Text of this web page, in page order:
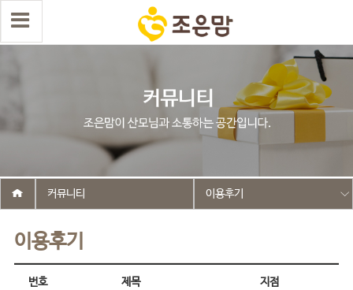
이용후기
커뮤니티 이용후기
번호 제목 지점